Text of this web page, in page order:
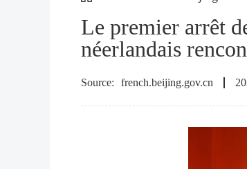
Le premier arrêt
néerlandais
french.beijing.gov.cn